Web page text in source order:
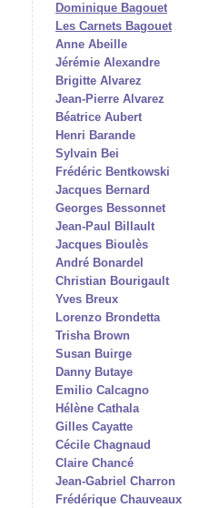
Dominique Bagouet
Les Carnets Bagouet
Anne Abeille
Jérémie Alexandre
Brigitte Alvarez
Jean-Pierre Alvarez
Béatrice Aubert
Henri Barande
Sylvain Bei
Frédéric Bentkowski
Jacques Bernard
Georges Bessonnet
Jean-Paul Billault
Jacques Bioulès
André Bonardel
Christian Bourigault
Yves Breux
Lorenzo Brondetta
Trisha Brown
Susan Buirge
Danny Butaye
Emilio Calcagno
Hélène Cathala
Gilles Cayatte
Cécile Chagnaud
Claire Chancé
Jean-Gabriel Charron
Frédérique Chauveaux